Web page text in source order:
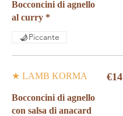
Bocconcini di agnello
Piccante
★ LAMB KORMA
Bocconcini di agnello
con salsa di anacardi
€14